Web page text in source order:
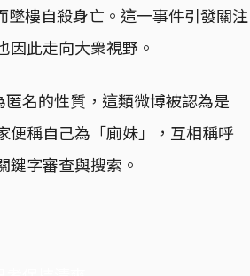
樓自殺身亡。這一事件引發關注
此走向大衆視野。
名的性質，這類微博被認為是
便稱自己為「廁妹」，互相稱呼
鍵字審查與搜索。